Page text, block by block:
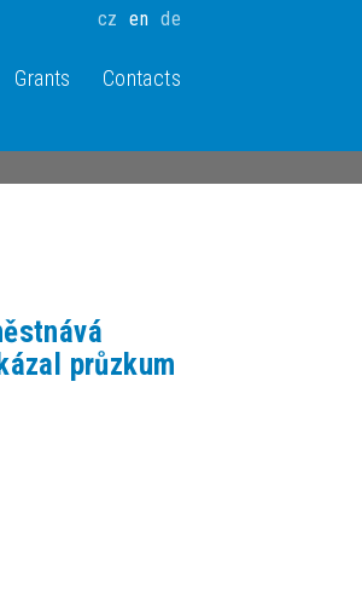
cz en de
Grants Contacts
průzkum